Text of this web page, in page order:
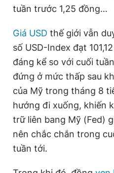
tuần trước 1,25 đồng…
Giá USD thế giới vẫn
số USD-Index đạt
đáng kể so với cuối
đứng ở mức thấp sau
của Mỹ trong tháng 8
hướng đi xuống, khiến
trữ liên bang Mỹ (Fed)
nên chắc chắn trong
tuần tới.